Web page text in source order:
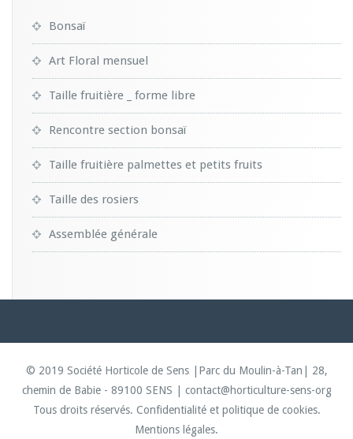
Bonsaï
Art Floral mensuel
Taille fruitière _ forme libre
Rencontre section bonsaï
Taille fruitière palmettes et petits fruits
Taille des rosiers
Assemblée générale
© 2019 Société Horticole de Sens |Parc du Moulin-à-Tan| 28,
chemin de Babie - 89100 SENS | contact@horticulture-sens-org
Tous droits réservés. Confidentialité et politique de cookies.
Mentions légales.